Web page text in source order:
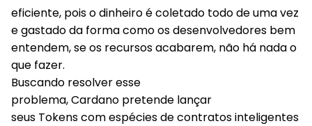
eficiente, pois o dinheiro é coletado todo de uma vez
e gastado da forma como os desenvolvedores bem
entendem, se os recursos acabarem, não há nada o
que fazer.
Buscando resolver esse
problema, Cardano pretende lançar
seus Tokens com espécies de contratos inteligentes